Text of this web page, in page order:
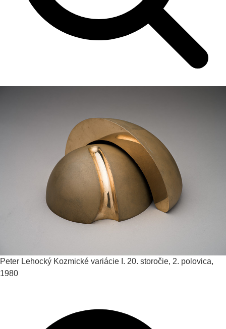
Peter Lehocký Kozmické variácie I. 20. storočie, 2. polovica,
1980